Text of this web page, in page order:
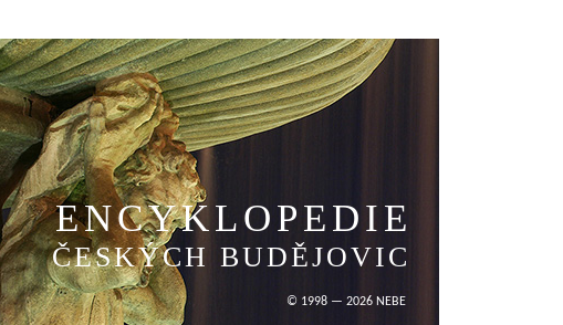
ENCYKLOPEDIE
ČESKÝCH BUDĚJOVIC
© 1998 — 2026 NEBE